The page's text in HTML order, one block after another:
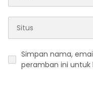
Simpan nama,
peramban ini untuk